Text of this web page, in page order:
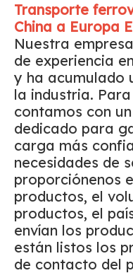
Transporte
China a Europa
Nuestra
de experiencia
y ha acumulado
la industria.
contamos con
dedicado para
carga más
necesidades de
proporciónenos
productos, el
productos, el
envían los
están listos los
de contacto del